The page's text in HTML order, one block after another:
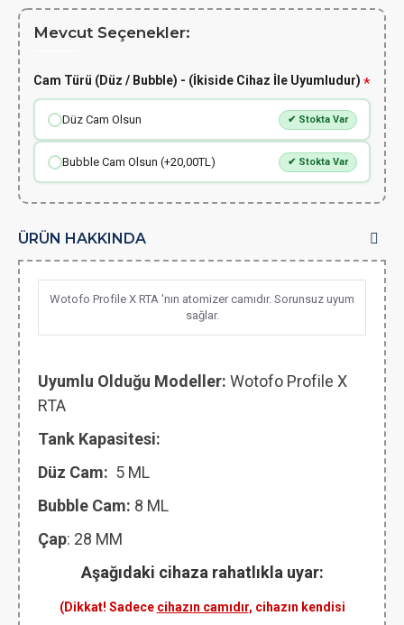
Mevcut Seçenekler:
Cam Türü (Düz / Bubble) - (İkiside Cihaz İle Uyumludur)
Düz Cam Olsun ✔ Stokta Var
Bubble Cam Olsun (+20,00TL) ✔ Stokta Var
ÜRÜN HAKKINDA
Wotofo Profile X RTA 'nın atomizer camıdır. Sorunsuz uyum
sağlar.
Uyumlu Olduğu Modeller: Wotofo Profile X
RTA
Tank Kapasitesi:
Düz Cam: 5 ML
Bubble Cam: 8 ML
Çap: 28 MM
Aşağıdaki cihaza rahatlıkla uyar:
(Dikkat! Sadece cihazın camıdır, cihazın kendisi